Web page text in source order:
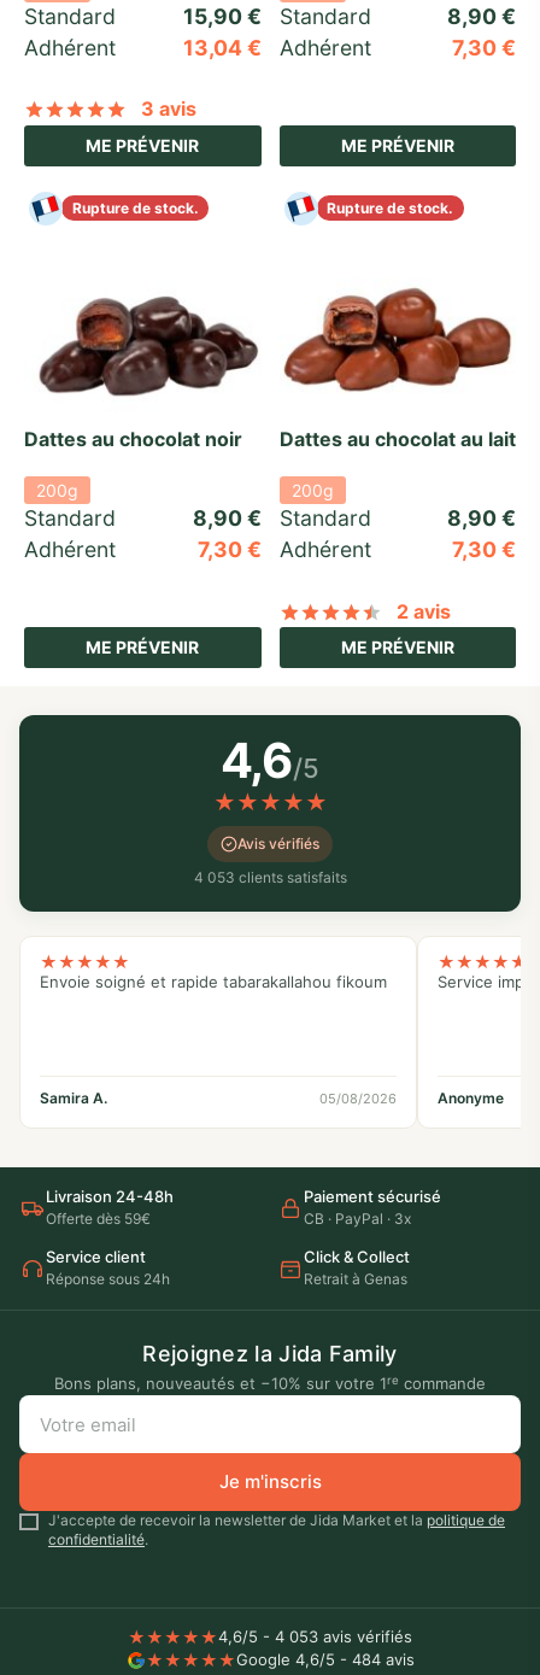
Standard 15,90€
Adhérent
13,04€
Notésur 5 basé sur
3 avis
ME PRÉVENIR
Standard 8,90€
Adhérent
7,30€
ME PRÉVENIR
Rupture de stock.
Dattes au chocolat noir
200g
Standard 8,90€
Adhérent
7,30€
ME PRÉVENIR
Rupture de stock.
Dattes au chocolat au lait
200g
Standard 8,90€
Adhérent
7,30€
Notésur 5
2 avis
ME PRÉVENIR
4,6/5
★★★★★
Avis vérifiés
4 053 clients satisfaits
★★★★★
Envoie soigné et rapide tabarakallahou fikoum
Samira A. 05/08/2026
★★★★★
Service
Anonyme
Livraison 24-48h
Offerte dès 59€
Paiement sécurisé
CB · PayPal · 3x
Service client
Réponse sous 24h
Click & Collect
Retrait à Genas
Rejoignez la Jida Family
Bons plans, nouveautés et −10% sur votre 1re commande
Votre
email
Je m'inscris
J'accepte de recevoir la newsletter de Jida Market et la politique de
confidentialité.
★★★★★4,6/5 - 4 053 avis vérifiés
★★★★★Google 4,6/5 - 484 avis